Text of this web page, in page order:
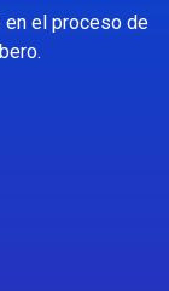
el proceso de